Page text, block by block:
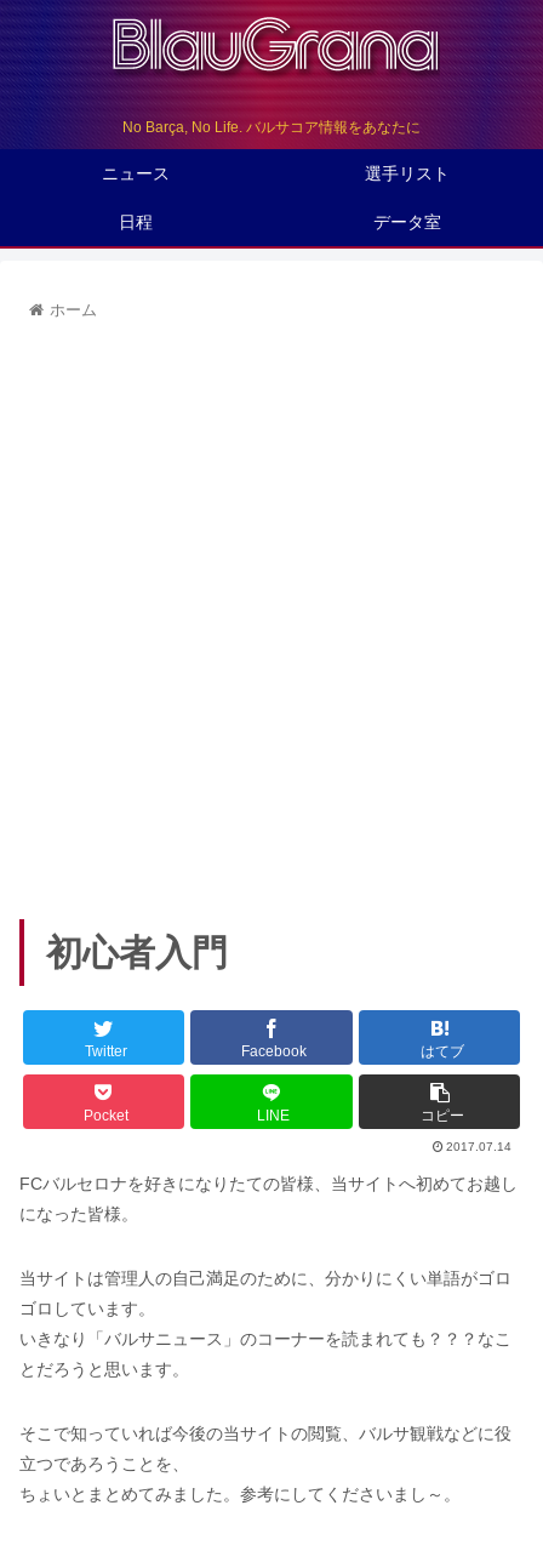
No Barça, No Life. バルサコア情報をあなたに
ニュース 選手リスト
日程 データ室
ホーム
初心者入門
Twitter Facebook はてブ
Pocket LINE コピー
2017.07.14
FCバルセロナを好きになりたての皆様、当サイトへ初めてお越し
になった皆様。
当サイトは管理人の自己満足のために、分かりにくい単語がゴロ
ゴロしています。
いきなり「バルサニュース」のコーナーを読まれても？？？なこ
とだろうと思います。
そこで知っていれば今後の当サイトの閲覧、バルサ観戦などに役
立つであろうことを、
ちょいとまとめてみました。参考にしてくださいまし～。